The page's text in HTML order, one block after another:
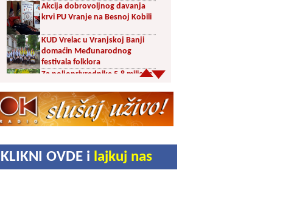
Akcija dobrovoljnog davanja
krvi PU Vranje na Besnoj Kobili
KUD Vrelac u Vranjskoj Banji
domaćin Međunarodnog
festivala folklora
Za poljoprivrednike 5,8 miliona
Svetska nedelja dojenja –
Dojenje najbolji početak
Akcija dobrovoljnog davanja
krvi u četvrtak u Vranju
KLIKNI OVDE i lajkuj nas